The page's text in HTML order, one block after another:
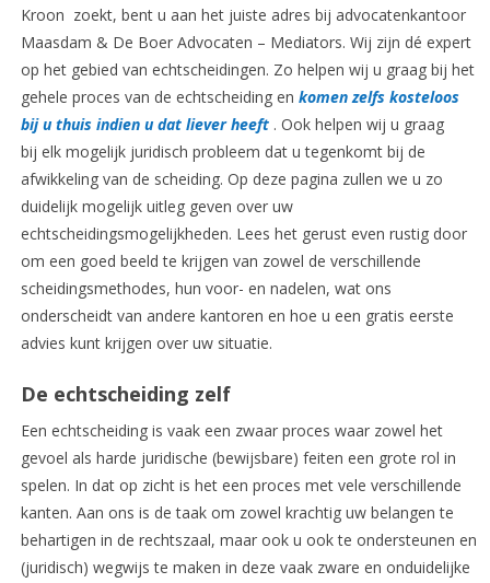
Kroon zoekt, bent u aan het juiste adres bij advocatenkantoor
Maasdam & De Boer Advocaten – Mediators. Wij zijn dé expert
op het gebied van echtscheidingen. Zo helpen wij u graag bij het
gehele proces van de echtscheiding en komen zelfs kosteloos
bij u thuis indien u dat liever heeft . Ook helpen wij u graag
bij elk mogelijk juridisch probleem dat u tegenkomt bij de
afwikkeling van de scheiding. Op deze pagina zullen we u zo
duidelijk mogelijk uitleg geven over uw
echtscheidingsmogelijkheden. Lees het gerust even rustig door
om een goed beeld te krijgen van zowel de verschillende
scheidingsmethodes, hun voor- en nadelen, wat ons
onderscheidt van andere kantoren en hoe u een gratis eerste
advies kunt krijgen over uw situatie.
De echtscheiding zelf
Een echtscheiding is vaak een zwaar proces waar zowel het
gevoel als harde juridische (bewijsbare) feiten een grote rol in
spelen. In dat op zicht is het een proces met vele verschillende
kanten. Aan ons is de taak om zowel krachtig uw belangen te
behartigen in de rechtszaal, maar ook u ook te ondersteunen en
(juridisch) wegwijs te maken in deze vaak zware en onduidelijke